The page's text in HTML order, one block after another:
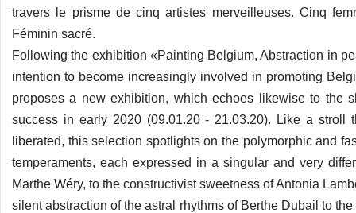
travers le prisme de cinq artistes merveilleuses. Cinq
Féminin sacré.
Following the exhibition «Painting Belgium, Abstraction in
intention to become increasingly involved in promoting
proposes a new exhibition, which echoes likewise to the
success in early 2020 (09.01.20 - 21.03.20). Like a stroll
liberated, this selection spotlights on the polymorphic and
temperaments, each expressed in a singular and very
Marthe Wéry, to the constructivist sweetness of Antonia
silent abstraction of the astral rhythms of Berthe Dubail to